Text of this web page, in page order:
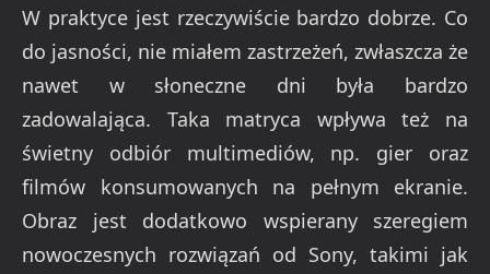
W praktyce jest rzeczywiście bardzo dobrze. Co
do jasności, nie miałem zastrzeżeń, zwłaszcza że
nawet w słoneczne dni była bardzo
zadowalająca. Taka matryca wpływa też na
świetny odbiór multimediów, np. gier oraz
filmów konsumowanych na pełnym ekranie.
Obraz jest dodatkowo wspierany szeregiem
nowoczesnych rozwiązań od Sony, takimi jak